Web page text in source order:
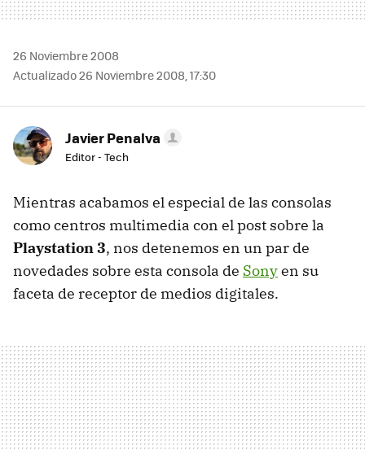
26 Noviembre 2008
Actualizado 26 Noviembre 2008, 17:30
Javier Penalva
Editor - Tech
Mientras acabamos el especial de las consolas
como centros multimedia con el post sobre la
Playstation 3, nos detenemos en un par de
novedades sobre esta consola de Sonyen su
faceta de receptor de medios digitales.